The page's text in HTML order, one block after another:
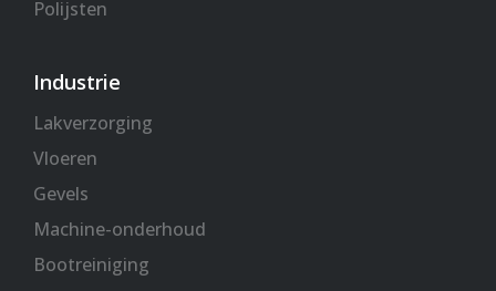
Polijsten
Industrie
Lakverzorging
Vloeren
Gevels
Machine-onderhoud
Bootreiniging